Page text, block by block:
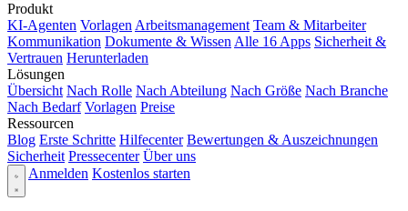
Produkt
KI-Agenten Vorlagen Arbeitsmanagement Team & Mitarbeiter
Kommunikation Dokumente & Wissen Alle 16 Apps Sicherheit &
Vertrauen Herunterladen
Lösungen
Übersicht Nach Rolle Nach Abteilung Nach Größe Nach Branche
Nach Bedarf Vorlagen Preise
Ressourcen
Blog Erste Schritte Hilfecenter Bewertungen & Auszeichnungen
Sicherheit Pressecenter Über uns
Anmelden Kostenlos starten